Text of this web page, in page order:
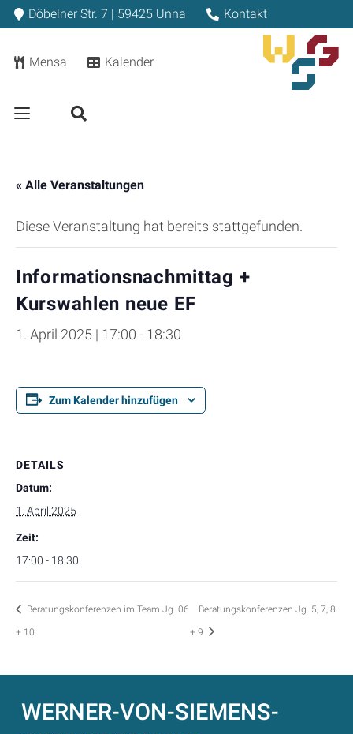
Döbelner Str. 7 | 59425 Unna Kontakt
Mensa Kalender
« Alle Veranstaltungen
Diese Veranstaltung hat bereits stattgefunden.
Informationsnachmittag +
Kurswahlen neue EF
1. April 2025 | 17:00 - 18:30
Zum Kalender hinzufügen
DETAILS
Datum:
1. April 2025
Zeit:
17:00 - 18:30
Beratungskonferenzen im Team Jg. 06
+ 10
Beratungskonferenzen Jg. 5, 7, 8
+ 9
WERNER-VON-SIEMENS-